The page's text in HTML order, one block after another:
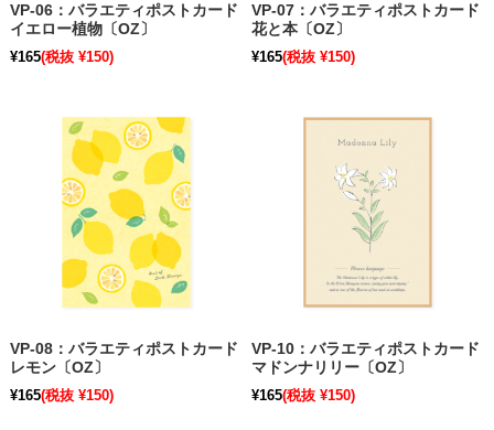
VP-06：バラエティポストカード
イエロー植物〔OZ〕
¥165(税抜 ¥150)
VP-07：バラエティポストカード
花と本〔OZ〕
¥165(税抜 ¥150)
VP-08：バラエティポストカード
レモン〔OZ〕
¥165(税抜 ¥150)
VP-10：バラエティポストカード
マドンナリリー〔OZ〕
¥165(税抜 ¥150)